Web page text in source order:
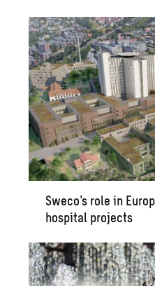
Sweco’s role in
hos­pi­tal pro­jects